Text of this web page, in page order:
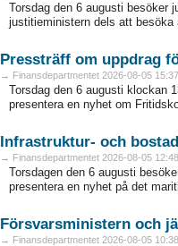
Torsdag den 6 augusti besöker
justitieministern dels att
Pressträff om uppdrag
→ Finansdepartmentet 2026-08-05 15:37
Torsdag den 6 augusti klockan
presentera en nyhet om
Infrastruktur- och
→ Finansdepartmentet 2026-08-05 12:48
Torsdagen den 6 augusti
presentera en nyhet på det
Försvarsministern och
→ Finansdepartmentet 2026-08-05 10:38